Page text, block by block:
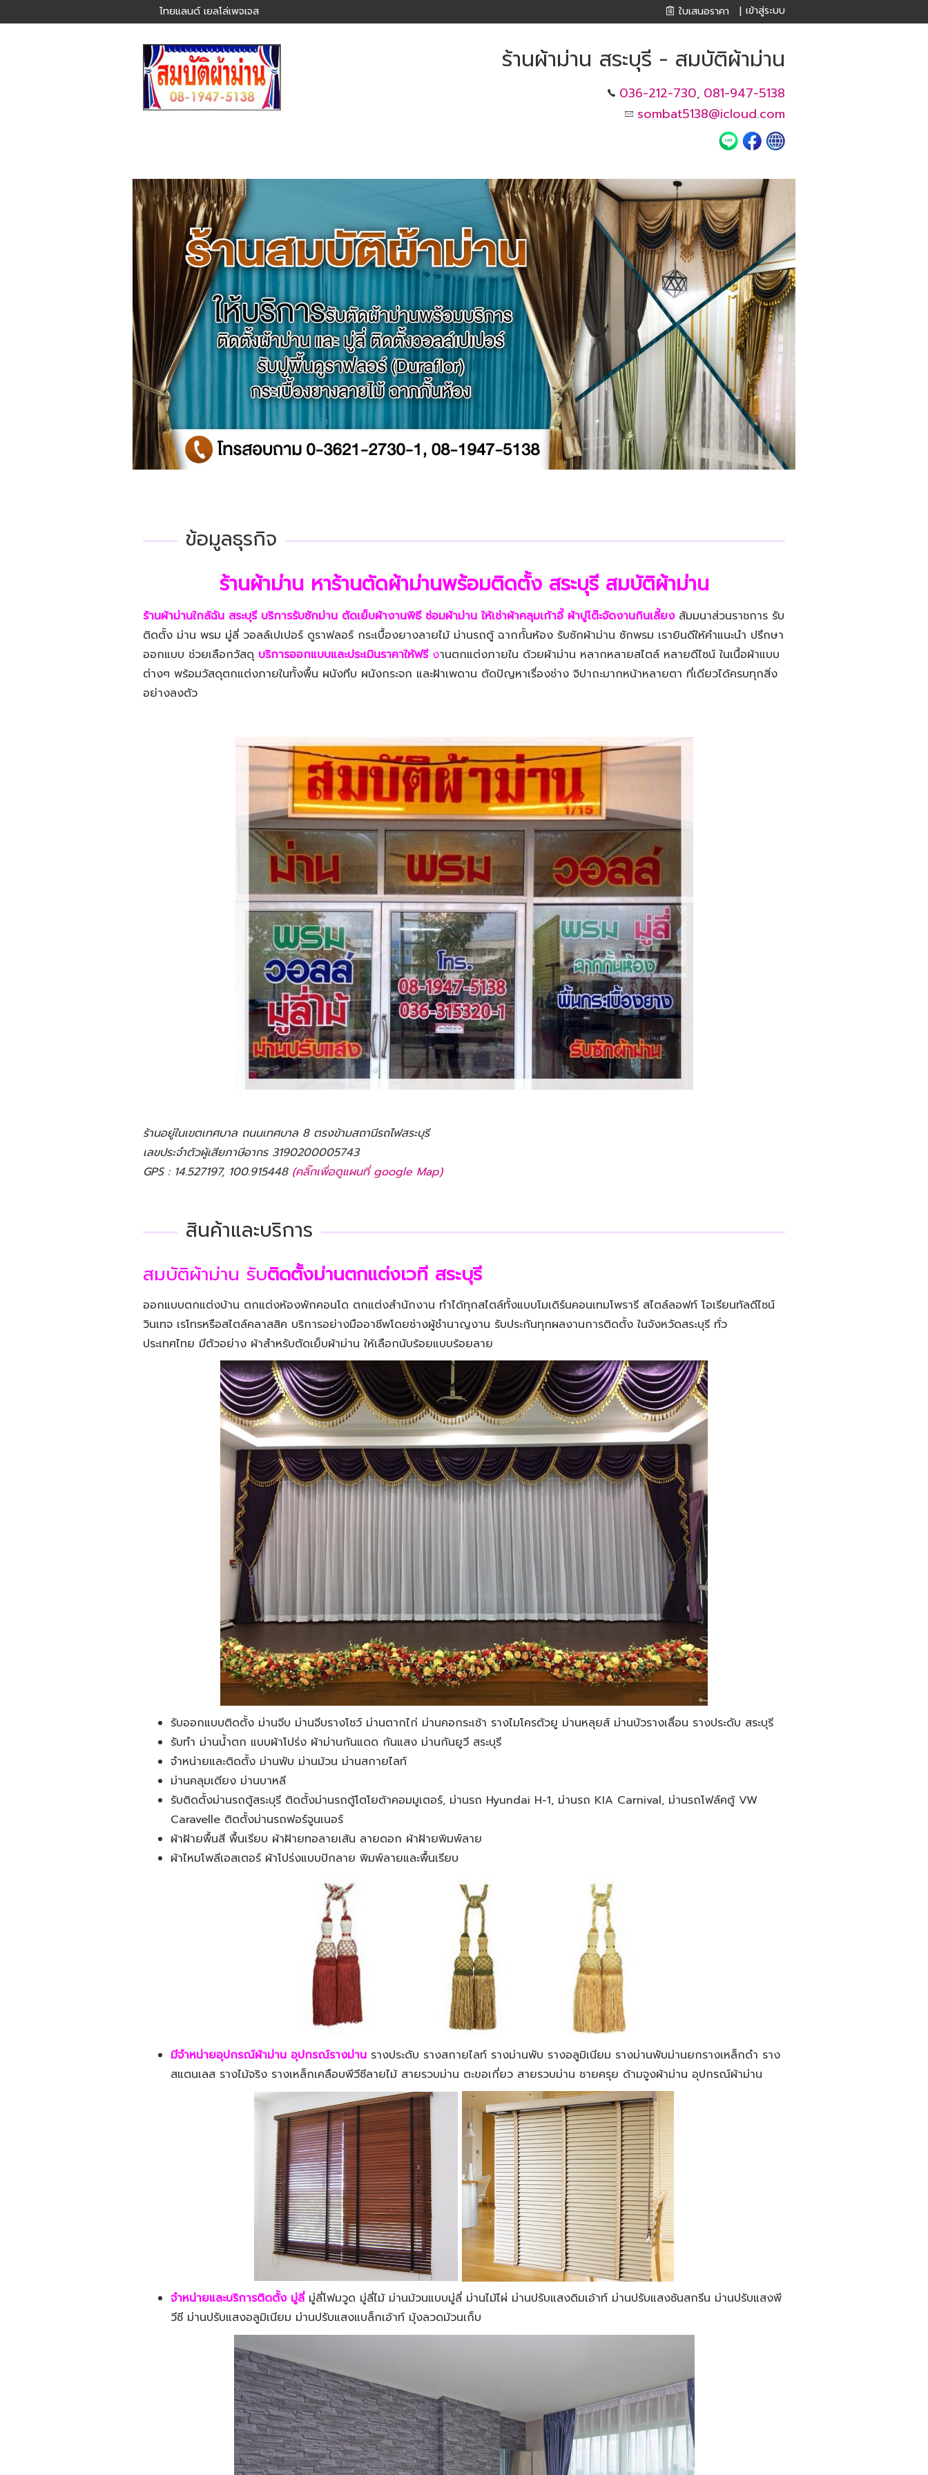
ไทยแลนด์ เยลโล่เพจเจส ใบเสนอราคา | เข้าสู่ระบบ
ร้านผ้าม่าน สระบุรี - สมบัติผ้าม่าน
036-212-730, 081-947-5138
sombat5138@icloud.com
ข้อมูลธุรกิจ
ร้านผ้าม่าน หาร้านตัดผ้าม่านพร้อมติดตั้ง สระบุรี สมบัติผ้าม่าน
ร้านผ้าม่านใกล้ฉัน สระบุรี บริการรับซักม่าน ตัดเย็บผ้างานพิธี ซ่อมผ้าม่าน ให้เช่าผ้าคลุมเก้าอี้ ผ้าปูโต๊ะจัดงานกินเลี้ยงสัมมนาส่วนราชการ รับ
ติดตั้ง ม่าน พรม มู่ลี่ วอลล์เปเปอร์ ดูราฟลอร์ กระเบื้องยางลายไม้ ม่านรถตู้ ฉากกั้นห้อง รับซักผ้าม่าน ซักพรม เรายินดีให้คำแนะนำ ปรึกษา
ออกแบบ ช่วยเลือกวัสดุ บริการออกแบบและประเมินราคาให้ฟรีงานตกแต่งภายใน ด้วยผ้าม่าน หลากหลายสไตล์ หลายดีไซน์ ในเนื้อผ้าแบบ
ต่างๆ พร้อมวัสดุตกแต่งภายในทั้งพื้น ผนังทึบ ผนังกระจก และฝ้าเพดาน ตัดปัญหาเรื่องช่าง จิปาถะมากหน้าหลายตา ที่เดียวได้ครบทุกสิ่ง
อย่างลงตัว
ร้านอยู่ในเขตเทศบาล ถนนเทศบาล 8 ตรงข้ามสถานีรถไฟสระบุรี
เลขประจำตัวผู้เสียภาษีอากร 3190200005743
GPS : 14.527197, 100.915448 (คลิ๊กเพื่อดูแผนที่ google Map)
สินค้าและบริการ
สมบัติผ้าม่าน รับติดตั้งม่านตกแต่งเวที สระบุรี
ออกแบบตกแต่งบ้าน ตกแต่งห้องพักคอนโด ตกแต่งสำนักงาน ทำได้ทุกสไตล์ทั้งแบบโมเดิร์นคอนเทมโพรารี สไตล์ลอฟท์ โอเรียนทัลดีไซน์
วินเทจ เรโทรหรือสไตล์คลาสสิค บริการอย่างมืออาชีพโดยช่างผู้ชำนาญงาน รับประกันทุกผลงานการติดตั้ง ในจังหวัดสระบุรี ทั่ว
ประเทศไทย มีตัวอย่าง ผ้าสำหรับตัดเย็บผ้าม่าน ให้เลือกนับร้อยแบบร้อยลาย
รับออกแบบติดตั้ง ม่านจีบ ม่านจีบรางโชว์ ม่านตากไก่ ม่านคอกระเช้า รางไมโครตัวยู ม่านหลุยส์ ม่านบัวรางเลื่อน รางประดับ สระบุรี
รับทำ ม่านน้ำตก แบบผ้าโปร่ง ผ้าม่านกันแดด กันแสง ม่านกันยูวี สระบุรี
จำหน่ายและติดตั้ง ม่านพับ ม่านม้วน ม่านสกายไลท์
ม่านคลุมเตียง ม่านบาหลี
รับติดตั้งม่านรถตู้สระบุรี ติดตั้งม่านรถตู้โตโยต้าคอมมูเตอร์, ม่านรถ Hyundai H-1, ม่านรถ KIA Carnival, ม่านรถโฟล์คตู้ ‎VW
Caravelle ติดตั้งม่านรถฟอร์จูนเนอร์
ผ้าฝ้ายพื้นสี พื้นเรียบ ผ้าฝ้ายทอลายเส้น ลายดอก ผ้าฝ้ายพิมพ์ลาย
ผ้าไหมโพลีเอสเตอร์ ผ้าโปร่งแบบปักลาย พิมพ์ลายและพื้นเรียบ
มีจำหน่ายอุปกรณ์ผ้าม่าน อุปกรณ์รางม่าน รางประดับ รางสกายไลท์ รางม่านพับ รางอลูมิเนียม รางม่านพับม่านยกรางเหล็กดำ ราง
สแตนเลส รางไม้จริง รางเหล็กเคลือบพีวีซีลายไม้ สายรวบม่าน ตะขอเกี่ยว สายรวบม่าน ชายครุย ด้ามจูงผ้าม่าน อุปกรณ์ผ้าม่าน
จำหน่ายและบริการติดตั้ง มู่ลี่มู่ลี่โฟมวูด มู่ลี่ไม้ ม่านม้วนแบบมู่ลี่ ม่านไม้ไผ่ ม่านปรับแสงดิมเอ้าท์ ม่านปรับแสงซันสกรีน ม่านปรับแสงพี
วีซี ม่านปรับแสงอลูมิเนียม ม่านปรับแสงแบล็กเอ้าท์ มุ้งลวดม้วนเก็บ